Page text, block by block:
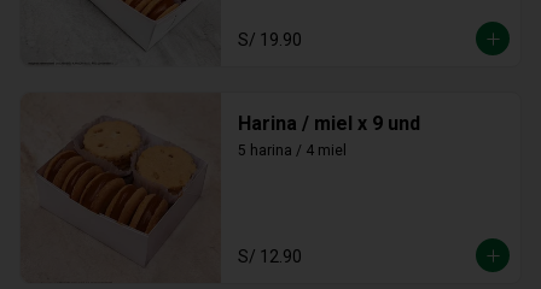
S/ 19.90
Harina / miel x 9 und
5 harina / 4 miel
S/ 12.90